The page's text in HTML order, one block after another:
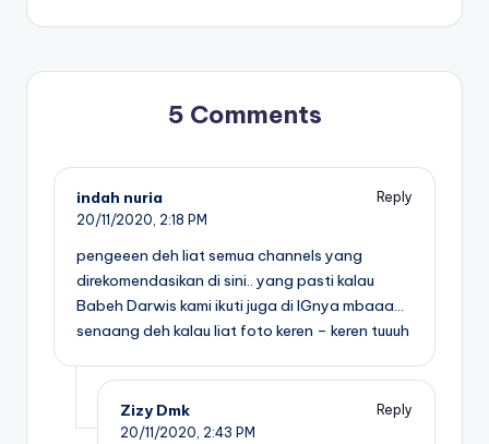
5 Comments
indah nuria
Reply
20/11/2020, 2:18 PM
pengeeen deh liat semua channels yang
direkomendasikan di sini.. yang pasti kalau
Babeh Darwis kami ikuti juga di IGnya mbaaa…
senaang deh kalau liat foto keren – keren tuuuh
Zizy Dmk
Reply
20/11/2020, 2:43 PM